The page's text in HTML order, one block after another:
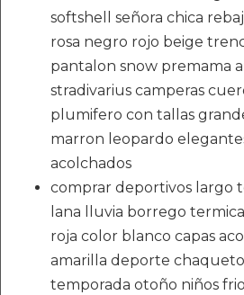
softshell señora chica
rosa negro rojo beige
pantalon snow premama
stradivarius camperas
plumifero con tallas
marron leopardo
acolchados
comprar deportivos largo
lana lluvia borrego
roja color blanco capas
amarilla deporte
temporada otoño niños